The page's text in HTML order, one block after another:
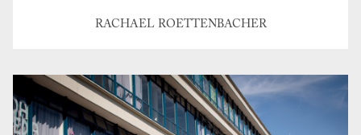
RACHAEL ROETTENBACHER